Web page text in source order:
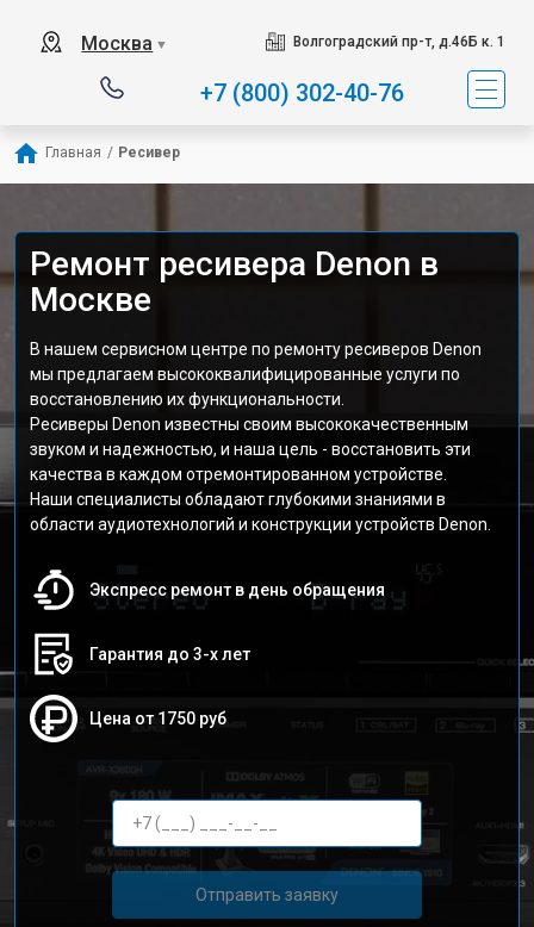
Москва ▼ Волгоградский пр-т, д.46Б к. 1
+7 (800) 302-40-76
Главная / Ресивер
Ремонт ресивера Denon в
Москве
В нашем сервисном центре по ремонту ресиверов Denon
мы предлагаем высококвалифицированные услуги по
восстановлению их функциональности.
Ресиверы Denon известны своим высококачественным
звуком и надежностью, и наша цель - восстановить эти
качества в каждом отремонтированном устройстве.
Наши специалисты обладают глубокими знаниями в
области аудиотехнологий и конструкции устройств Denon.
Экспресс ремонт в день обращения
Гарантия до 3-х лет
Цена от 1750 руб
Отправить заявку